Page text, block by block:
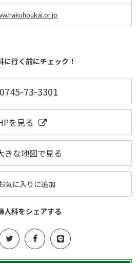
に行く前にチェック！
0745-73-3301
を見る
きな地図で見る
気に入りに追加
人科をシェアする